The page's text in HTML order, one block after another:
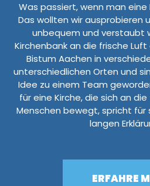
Was passiert, wenn man eine
Das wollten wir ausprobieren
unbequem und verstaubt
Kirchenbank an die frische
Bistum Aachen in
unterschiedlichen Orten und
Idee zu einem Team
für eine Kirche, die sich an
Menschen bewegt, spricht für
langen
ERFAHRE